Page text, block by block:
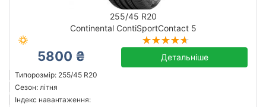
255/45 R20
Continental ContiSportContact 5
5800 ₴ Детальніше
Типорозмір: 255/45 R20
Сезон: літня
Індекс навантаження: